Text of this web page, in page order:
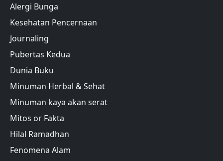
Alergi Bunga
Kesehatan Pencernaan
Journaling
Pubertas Kedua
Dunia Buku
Minuman Herbal & Sehat
Minuman kaya akan serat
Mitos or Fakta
Hilal Ramadhan
Fenomena Alam